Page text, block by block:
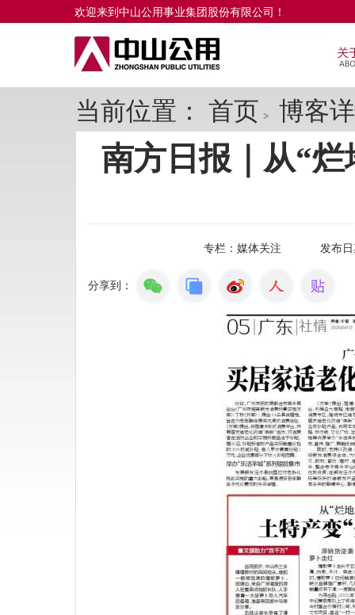
欢迎来到中山公用事业集团股份有限公司！
当前位置： 首页 > 博客
南方日报｜从“
专栏： 媒体关注 发布
分享到：